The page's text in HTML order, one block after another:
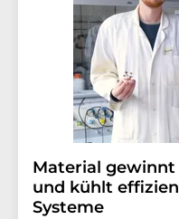
Material gewinnt
und kühlt
Systeme